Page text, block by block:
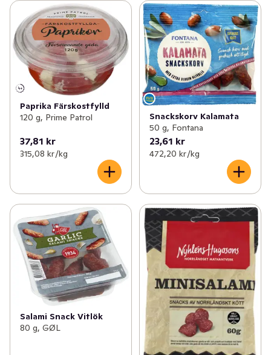
Paprika Färskostfylld
120 g, Prime Patrol
37,81 kr
315,08 kr /kg
Snackskorv Kalamata
50 g, Fontana
23,61 kr
472,20 kr /kg
Salami Snack Vitlök
80 g, GØL